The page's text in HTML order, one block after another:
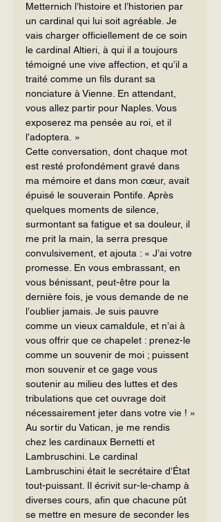
Metternich l’histoire et l’historien par
un cardinal qui lui soit agréable. Je
vais charger officiellement de ce soin
le cardinal Altieri, à qui il a toujours
témoigné une vive affection, et qu’il a
traité comme un fils durant sa
nonciature à Vienne. En attendant,
vous allez partir pour Naples. Vous
exposerez ma pensée au roi, et il
l’adoptera. »
Cette conversation, dont chaque mot
est resté profondément gravé dans
ma mémoire et dans mon cœur, avait
épuisé le souverain Pontife. Après
quelques moments de silence,
surmontant sa fatigue et sa douleur, il
me prit la main, la serra presque
convulsivement, et ajouta : « J’ai votre
promesse. En vous embrassant, en
vous bénissant, peut-être pour la
dernière fois, je vous demande de ne
l’oublier jamais. Je suis pauvre
comme un vieux camaldule, et n’ai à
vous offrir que ce chapelet : prenez-le
comme un souvenir de moi ; puissent
mon souvenir et ce gage vous
soutenir au milieu des luttes et des
tribulations que cet ouvrage doit
nécessairement jeter dans votre vie ! »
Au sortir du Vatican, je me rendis
chez les cardinaux Bernetti et
Lambruschini. Le cardinal
Lambruschini était le secrétaire d’État
tout-puissant. Il écrivit sur-le-champ à
diverses cours, afin que chacune pût
se mettre en mesure de seconder les